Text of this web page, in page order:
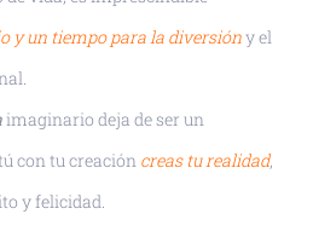
y un tiempo para la diversióny el
imaginario deja de ser un
con tu creación creas tu realidad,
y felicidad.